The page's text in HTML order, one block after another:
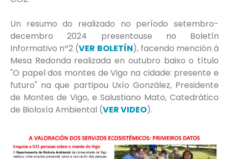
Un resumo do realizado no período setembro-
decembro 2024 presentouse no Boletín
Informativo nº2 (VER BOLETÍN), facendo mención á
Mesa Redonda realizada en outubro baixo o título
"O papel dos montes de Vigo na cidade: presente e
futuro" na que partipou Uxío González, Presidente
de Montes de Vigo, e Salustiano Mato, Catedrático
de Bioloxía Ambiental (VER VIDEO).